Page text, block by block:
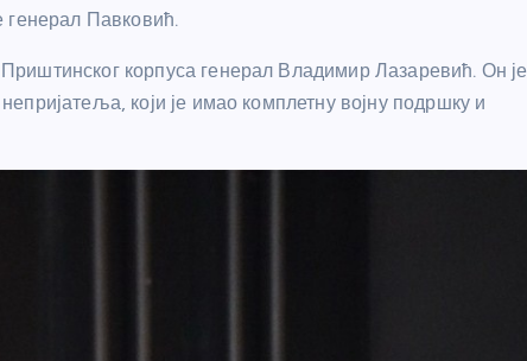
генерал Павковић.
корпуса генерал Владимир Лазаревић. Он је
који је имао комплетну војну подршку и